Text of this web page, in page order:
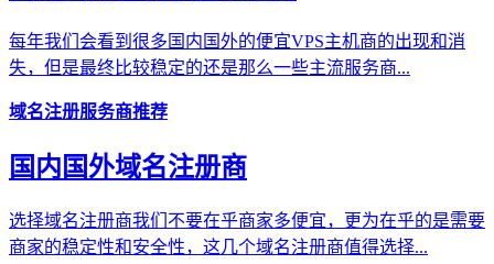
每年我们会看到很多国内国外的便宜VPS主机商的出现和消
失，但是最终比较稳定的还是那么一些主流服务商...
域名注册服务商推荐
国内国外域名注册商
选择域名注册商我们不要在乎商家多便宜，更为在乎的是需要
商家的稳定性和安全性，这几个域名注册商值得选择...